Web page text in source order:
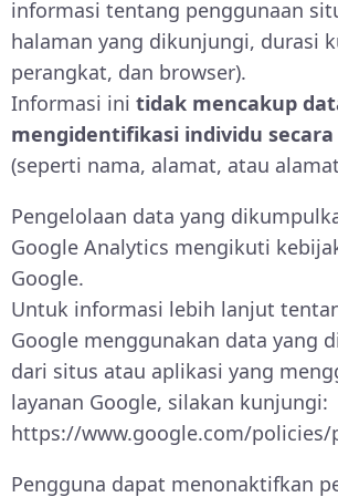
informasi tentang penggunaan
halaman yang dikunjungi, durasi
perangkat, dan browser).
Informasi ini tidak mencakup
mengidentifikasi individu
(seperti nama, alamat, atau
Pengelolaan data yang
Google Analytics mengikuti
Google.
Untuk informasi lebih lanjut
Google menggunakan data yang
dari situs atau aplikasi yang
layanan Google, silakan kunjungi:
https://www.google.com/
Pengguna dapat menonaktifkan